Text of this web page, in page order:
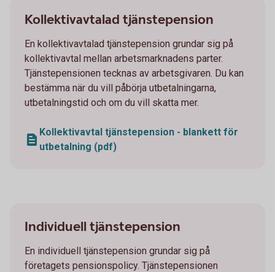
Kollektivavtalad tjänstepension
En kollektivavtalad tjänstepension grundar sig på
kollektivavtal mellan arbetsmarknadens parter.
Tjänstepensionen tecknas av arbetsgivaren. Du kan
bestämma när du vill påbörja utbetalningarna,
utbetalningstid och om du vill skatta mer.
Kollektivavtal tjänstepension - blankett för
utbetalning (pdf)
Individuell tjänstepension
En individuell tjänstepension grundar sig på
företagets pensionspolicy. Tjänstepensionen